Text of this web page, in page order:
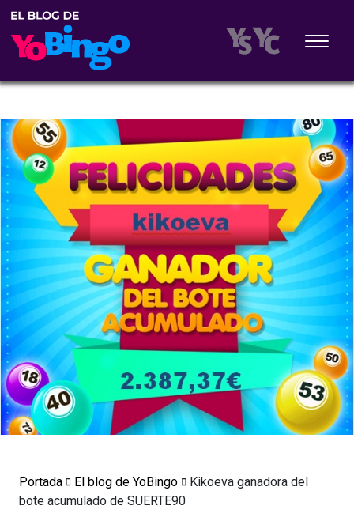
Portada El blog de YoBingo
Kikoeva ganadora del
bote acumulado de SUERTE90